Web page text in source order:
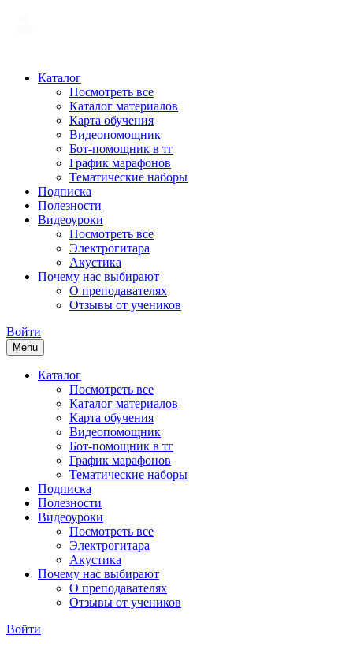
Каталог
Посмотреть все
Каталог материалов
Карта обучения
Видеопомощник
Бот-помощник в тг
График марафонов
Тематические наборы
Подписка
Полезности
Видеоуроки
Посмотреть все
Электрогитара
Акустика
Почему нас выбирают
О преподавателях
Отзывы от учеников
Войти
Menu
Каталог
Посмотреть все
Каталог материалов
Карта обучения
Видеопомощник
Бот-помощник в тг
График марафонов
Тематические наборы
Подписка
Полезности
Видеоуроки
Посмотреть все
Электрогитара
Акустика
Почему нас выбирают
О преподавателях
Отзывы от учеников
Войти